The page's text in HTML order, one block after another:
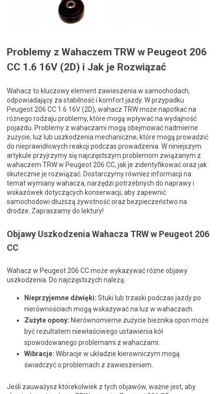
Problemy z Wahaczem TRW w Peugeot 206
CC 1.6 16V (2D) i Jak je Rozwiązać
Wahacz to kluczowy element zawieszenia w samochodach,
odpowiadający za stabilność i komfort jazdy. W przypadku
Peugeot 206 CC 1.6 16V (2D), wahacz TRW może napotkać na
różnego rodzaju problemy, które mogą wpływać na wydajność
pojazdu. Problemy z wahaczami mogą obejmować nadmierne
zużycie, luz lub uszkodzenia mechaniczne, które mogą prowadzić
do nieprawidłowych reakcji podczas prowadzenia. W niniejszym
artykule przyjrzymy się najczęstszym problemom związanym z
wahaczem TRW w Peugeot 206 CC, jak je zidentyfikować oraz jak
skutecznie je rozwiązać. Dostarczymy również informacji na
temat wymiany wahacza, narzędzi potrzebnych do naprawy i
wskazówek dotyczących konserwacji, aby zapewnić
samochodowi dłuższą żywotność oraz bezpieczeństwo na
drodze. Zapraszamy do lektury!
Objawy Uszkodzenia Wahacza TRW w Peugeot 206
CC
Wahacz w Peugeot 206 CC może wykazywać różne objawy
uszkodzenia. Do najczęstszych należą:
Nieprzyjemne dźwięki: Stuki lub trzaski podczas jazdy po
nierównościach mogą wskazywać na luz w wahaczach.
Zużyte opony: Nierównomierne zużycie bieżnika opon może
być rezultatem niewłaściwego ustawienia kół
spowodowanego problemami z wahaczami.
Wibracje: Wibracje w układzie kierowniczym mogą
świadczyć o problemach z zawieszeniem.
Jeśli zauważysz którekolwiek z tych objawów, ważne jest, aby